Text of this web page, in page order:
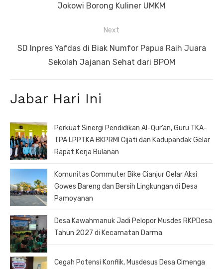
Jokowi Borong Kuliner UMKM
Next
Next
SD Inpres Yafdas di Biak Numfor Papua Raih Juara
Sekolah Jajanan Sehat dari BPOM
Jabar Hari Ini
Perkuat Sinergi Pendidikan Al-Qur’an, Guru TKA-
TPA LPPTKA BKPRMI Cijati dan Kadupandak Gelar
Rapat Kerja Bulanan
Komunitas Commuter Bike Cianjur Gelar Aksi
Gowes Bareng dan Bersih Lingkungan di Desa
Pamoyanan
Desa Kawahmanuk Jadi Pelopor Musdes RKPDesa
Tahun 2027 di Kecamatan Darma
Cegah Potensi Konflik, Musdesus Desa Cimenga